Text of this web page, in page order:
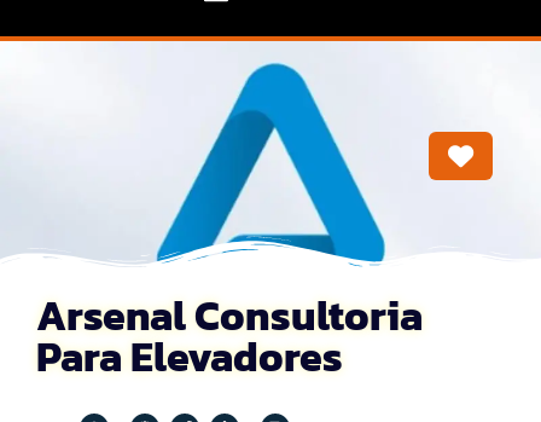
Arsenal Consultoria
Para Elevadores